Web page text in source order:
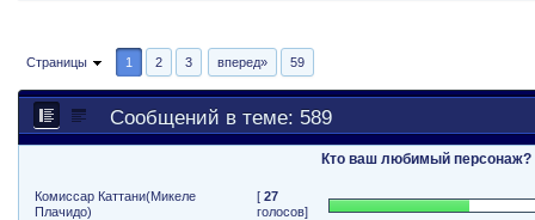
Страницы 1 2 3 вперед» 59
Сообщений в теме: 589
Кто ваш любимый персонаж?
Комиссар Каттани(Микеле
Плачидо)
[27
голосов]